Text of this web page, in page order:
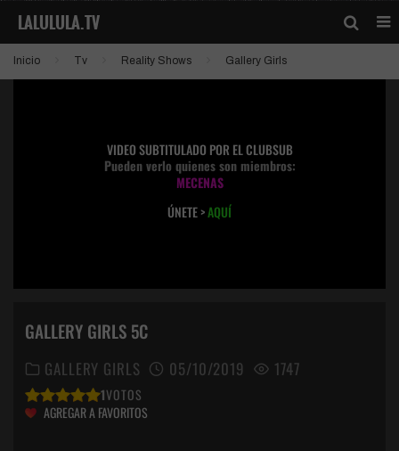
Inicio Tv Reality Shows Gallery Girls
VIDEO SUBTITULADO POR EL CLUBSUB
Pueden verlo quienes son miembros:
MECENAS
ÚNETE >AQUÍ
GALLERY GIRLS 5C
GALLERY GIRLS 05/10/2019 1747
1VOTOS
AGREGAR A FAVORITOS